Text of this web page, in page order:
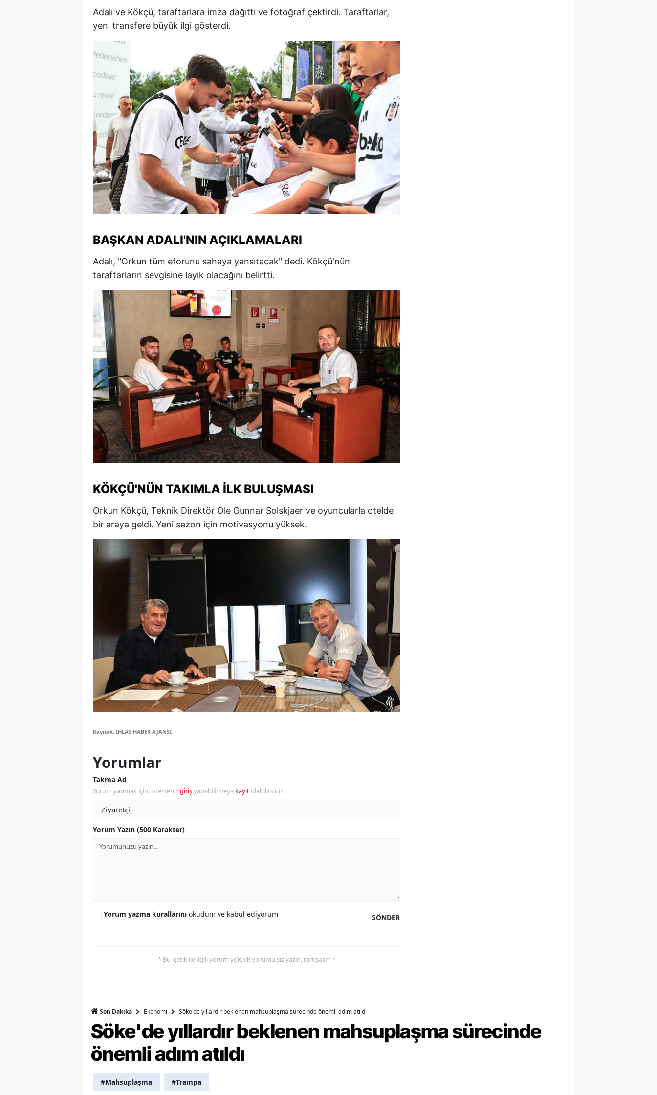
Mersin
Kars
Kastamonu
Kayseri
Kırklareli
Kırşehir
Kocaeli
Konya
Kütahya
Malatya
Kahramanmaraş
Mardin
Muğla
Muş
Nevşehir
Niğde
Ordu
Rize
Sakarya
Samsun
Sinop
Sivas
Şanlıurfa
Uşak
Van
Yozgat
Zonguldak
Aksaray
Batman
Karabük
Osmaniye
Adalı ve Kökçü, taraftarlara imza dağıttı ve fotoğraf çektirdi. Taraftarlar,
yeni transfere büyük ilgi gösterdi.
BAŞKAN ADALI'NIN AÇIKLAMALARI
Adalı, "Orkun tüm eforunu sahaya yansıtacak" dedi. Kökçü'nün
taraftarların sevgisine layık olacağını belirtti.
KÖKÇÜ'NÜN TAKIMLA İLK BULUŞMASI
Orkun Kökçü, Teknik Direktör Ole Gunnar Solskjaer ve oyuncularla otelde
bir araya geldi. Yeni sezon için motivasyonu yüksek.
Kaynak: İHLAS HABER AJANSI
Yorumlar
Takma Ad
Yorum yapmak için, istersenizgirişyapabilir veya kayıt olabilirsiniz.
Yorum Yazın (500 Karakter)
GÖNDER
Yorum yazma kurallarını okudum ve kabul ediyorum
* Bu içerik ile ilgili yorum yok, ilk yorumu siz yazın, tartışalım *
Son Dakika Ekonomi Söke'de yıllardır beklenen mahsuplaşma sürecinde önemli adım atıldı
Söke'de yıllardır beklenen mahsuplaşma sürecinde
önemli adım atıldı
#Mahsuplaşma #Trampa